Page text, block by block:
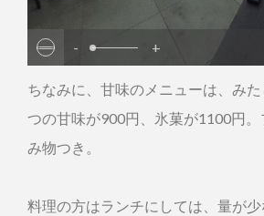
- +
ちなみに、甘味のメニューは、み
つの甘味が900円、氷菓が1100円
み物つき。
料理の方はランチにしては、量が